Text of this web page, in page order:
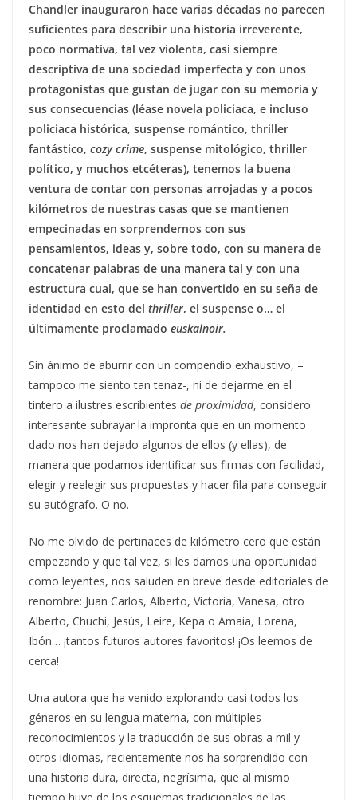
Chandler inauguraron hace varias décadas no parecen
suficientes para describir una historia irreverente,
poco normativa, tal vez violenta, casi siempre
descriptiva de una sociedad imperfecta y con unos
protagonistas que gustan de jugar con su memoria y
sus consecuencias (léase novela policiaca, e incluso
policiaca histórica, suspense romántico, thriller
fantástico, cozy crime, suspense mitológico, thriller
político, y muchos etcéteras), tenemos la buena
ventura de contar con personas arrojadas y a pocos
kilómetros de nuestras casas que se mantienen
empecinadas en sorprendernos con sus
pensamientos, ideas y, sobre todo, con su manera de
concatenar palabras de una manera tal y con una
estructura cual, que se han convertido en su seña de
identidad en esto del thriller, el suspense o… el
últimamente proclamado euskalnoir.
Sin ánimo de aburrir con un compendio exhaustivo, –
tampoco me siento tan tenaz-, ni de dejarme en el
tintero a ilustres escribientes de proximidad, considero
interesante subrayar la impronta que en un momento
dado nos han dejado algunos de ellos (y ellas), de
manera que podamos identificar sus firmas con facilidad,
elegir y reelegir sus propuestas y hacer fila para conseguir
su autógrafo. O no.
No me olvido de pertinaces de kilómetro cero que están
empezando y que tal vez, si les damos una oportunidad
como leyentes, nos saluden en breve desde editoriales de
renombre: Juan Carlos, Alberto, Victoria, Vanesa, otro
Alberto, Chuchi, Jesús, Leire, Kepa o Amaia, Lorena,
Ibón… ¡tantos futuros autores favoritos! ¡Os leemos de
cerca!
Una autora que ha venido explorando casi todos los
géneros en su lengua materna, con múltiples
reconocimientos y la traducción de sus obras a mil y
otros idiomas, recientemente nos ha sorprendido con
una historia dura, directa, negrísima, que al mismo